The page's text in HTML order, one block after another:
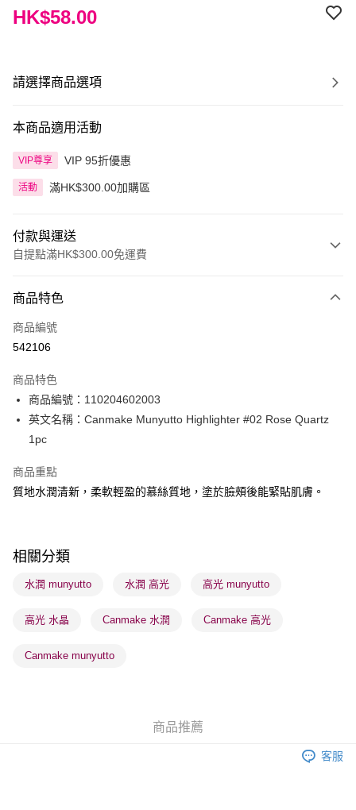
HK$58.00
請選擇商品選項
本商品適用活動
VIP尊享 VIP 95折優惠
活動 滿HK$300.00加購區
付款與運送
自提點滿HK$300.00免運費
信用卡
Apple Pay
PayMe
WeChat Pay
送貨方式
每筆HK$65.00，滿HK$300.00或以上免運費
確認發貨後1-3 工作天送達，訂單將隨機分配至SF順豐速運或京東
每筆HK$65.00，滿HK$300.00或以上免運費
每筆HK$20.00，滿HK$100.00或以上免運費
(澳門門市) 只顯示可選門市。確認發貨後2-5個工作天到店，3天內
商品特色
商品編號
542106
商品特色
商品編號：110204602003
英文名稱：Canmake Munyutto Highlighter #02 Rose Quartz
1pc
商品重點
質地水潤清新，柔軟輕盈的慕絲質地，塗於臉頰後能緊貼肌膚。
相關分類
水潤 munyutto 水潤 高光 高光 munyutto
高光 水晶 Canmake 水潤 Canmake 高光
Canmake munyutto
商品推薦
客服